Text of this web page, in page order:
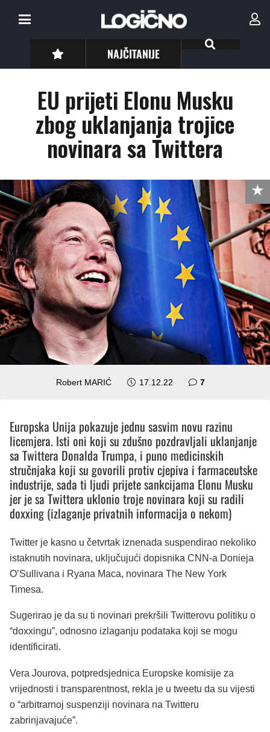
NAJČITANIJE
EU prijeti Elonu Musku
zbog uklanjanja trojice
novinara sa Twittera
Robert MARIĆ 17.12.22 7komentara
Europska Unija pokazuje jednu sasvim novu razinu
licemjera. Isti oni koji su zdušno pozdravljali uklanjanje
sa Twittera Donalda Trumpa, i puno medicinskih
stručnjaka koji su govorili protiv cjepiva i farmaceutske
industrije, sada ti ljudi prijete sankcijama Elonu Musku
jer je sa Twittera uklonio troje novinara koji su radili
doxxing (izlaganje privatnih informacija o nekom)
Twitter je kasno u četvrtak iznenada suspendirao nekoliko
istaknutih novinara, uključujući dopisnika CNN-a Donieja
O’Sullivana i Ryana Maca, novinara The New York
Timesa.
Sugerirao je da su ti novinari prekršili Twitterovu politiku o
“doxxingu”, odnosno izlaganju podataka koji se mogu
identificirati.
Vera Jourova, potpredsjednica Europske komisije za
vrijednosti i transparentnost, rekla je u tweetu da su vijesti
o “arbitrarnoj suspenziji novinara na Twitteru
zabrinjavajuće”.